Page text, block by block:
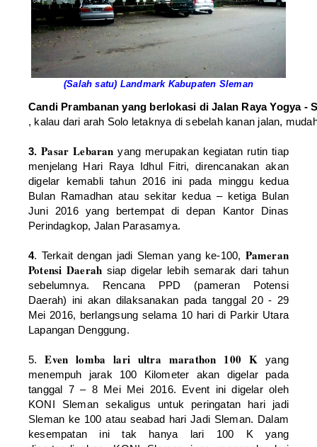
(Salah satu) Landmark Kabupaten Sleman
Candi Prambanan yang berlokasi di Jalan Raya Yogya -
, kalau dari arah Solo letaknya di sebelah kanan jalan,
3.Pasar Lebaran yang merupakan kegiatan rutin tiap
menjelang Hari Raya Idhul Fitri, direncanakan akan
digelar kemabli tahun 2016 ini pada minggu kedua
Bulan Ramadhan atau sekitar kedua – ketiga Bulan
Juni 2016 yang bertempat di depan Kantor Dinas
Perindagkop, Jalan Parasamya.
4. Terkait dengan jadi Sleman yang ke-100, Pameran
Potensi Daerah siap digelar lebih semarak dari tahun
sebelumnya. Rencana PPD (pameran Potensi
Daerah) ini akan dilaksanakan pada tanggal 20 - 29
Mei 2016, berlangsung selama 10 hari di Parkir Utara
Lapangan Denggung.
5.Even lomba lari ultra marathon 100 Kyang
menempuh jarak 100 Kilometer akan digelar pada
tanggal 7 – 8 Mei Mei 2016. Event ini digelar oleh
KONI Sleman sekaligus untuk peringatan hari jadi
Sleman ke 100 atau seabad hari Jadi Sleman. Dalam
kesempatan ini tak hanya lari 100 K yang